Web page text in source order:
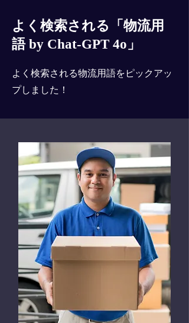
よく検索される「物流用
語 by Chat-GPT 4o」
よく検索される物流用語をピックアッ
プしました！